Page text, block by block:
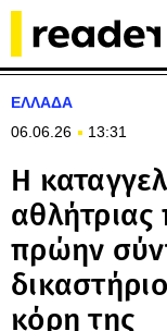
ΕΛΛΑΔΑ
06.06.26
13:31
Η
πρώην
κόρη της